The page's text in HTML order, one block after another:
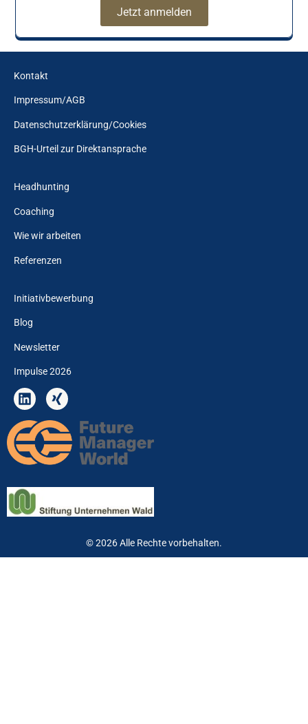
Jetzt anmelden
Kontakt
Impressum/AGB
Datenschutzerklärung/Cookies
BGH-Urteil zur Direktansprache
Headhunting
Coaching
Wie wir arbeiten
Referenzen
Initiativbewerbung
Blog
Newsletter
Impulse 2026
© 2026 Alle Rechte vorbehalten.